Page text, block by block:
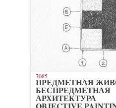
ПРЕДМЕТНАЯ
БЕСПРЕДМЕТНАЯ
АРХИТЕКТУРА
7085